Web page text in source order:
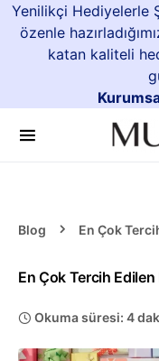
Yenilikçi Hediyelerle
özenle
katan kaliteli
Blog En Çok
En Çok Tercih
Okuma süresi: 4